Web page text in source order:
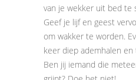
van je wekker uit bed te
Geef je lijf en geest
om wakker te worden.
keer diep ademhalen
Ben jij iemand die